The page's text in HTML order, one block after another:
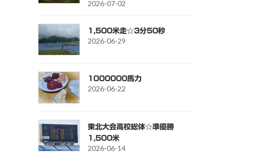
2026-07-02
1,500米走☆3分50秒
2026-06-29
1000000馬力
2026-06-22
東北大会高校総体☆準優勝
1,500米
2026-06-14